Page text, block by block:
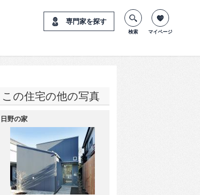
専門家を探す
検索 マイページ
この住宅の他の写真
日野の家